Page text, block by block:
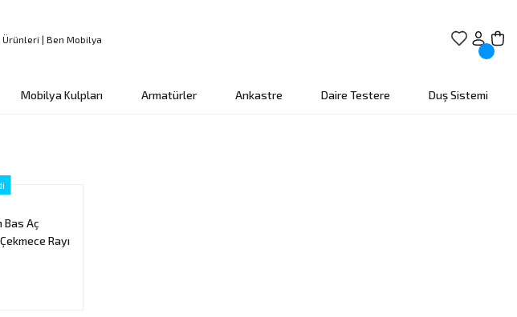
Mobilya Kulpları Armatürler Ankastre Daire Testere Duş Sistemi
Bas Aç
Rayı